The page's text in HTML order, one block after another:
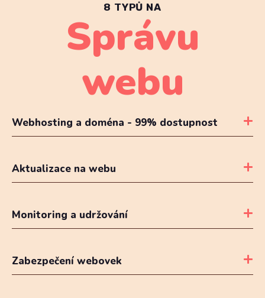
8 TYPŮ NA
Správu
webu
Webhosting a doména - 99% dostupnost
Aktualizace na webu
Monitoring a udržování
Zabezpečení webovek